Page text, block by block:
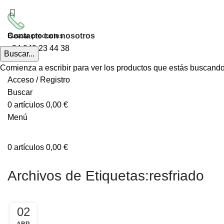
Contacte con nosotros
+34949 23 44 38
Acceso / Registro
Buscar
0 artículos 0,00 €
Menú
0 artículos 0,00 €
Archivos de Etiquetas:resfriado
02
Buscar...
Comienza a escribir para ver los productos que estás